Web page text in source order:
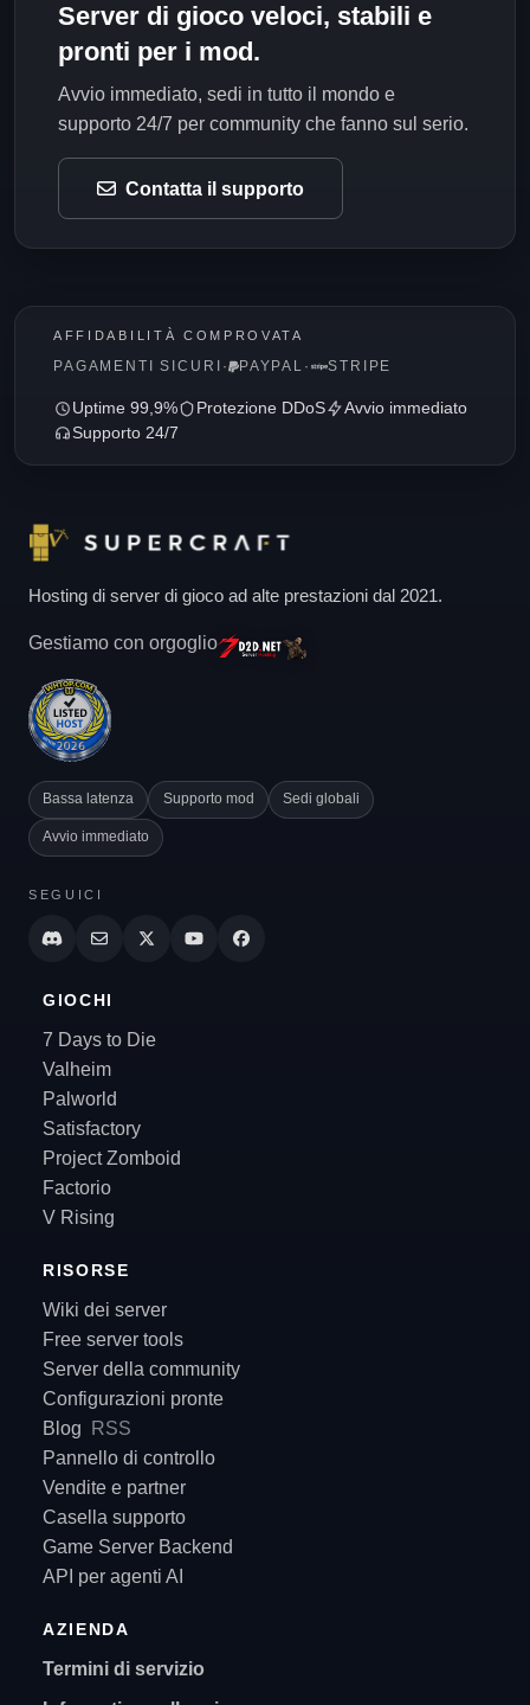
Server di gioco veloci, stabili e
pronti per i mod.
Avvio immediato, sedi in tutto il mondo e
supporto 24/7 per community che fanno sul serio.
Contatta il supporto
AFFIDABILITÀ COMPROVATA
PAGAMENTI SICURI · PAYPAL · STRIPE
Uptime 99,9% Protezione DDoS
Avvio immediato
Supporto 24/7
Hosting di server di gioco ad alte prestazioni dal 2021.
Gestiamo con orgoglio
Bassa latenza Supporto mod Sedi globali
Avvio immediato
SEGUICI
GIOCHI
7 Days to Die
Valheim
Palworld
Satisfactory
Project Zomboid
Factorio
V Rising
RISORSE
Wiki dei server
Free server tools
Server della community
Configurazioni pronte
Blog
RSS
Pannello di controllo
Vendite e partner
Casella supporto
Game Server Backend
API per agenti AI
AZIENDA
Termini di servizio